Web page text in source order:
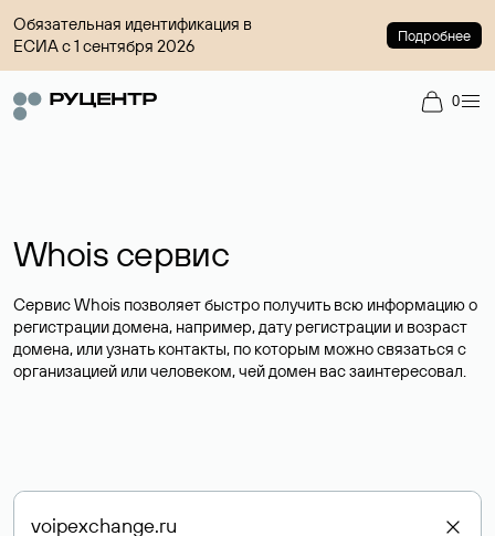
Обязательная идентификация в
ЕСИА с 1 сентября 2026
Подробнее
0
Whois сервис
Сервис Whois позволяет быстро получить всю информацию о
регистрации домена, например, дату регистрации и возраст
домена, или узнать контакты, по которым можно связаться с
организацией или человеком, чей домен вас заинтересовал.